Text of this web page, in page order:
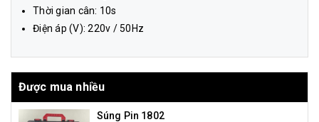
Thời gian cân: 10s
Điện áp (V): 220v / 50Hz
Được mua nhiều
Súng Pin 1802